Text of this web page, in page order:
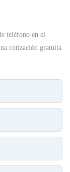
teléfono en el
cotización gratuita